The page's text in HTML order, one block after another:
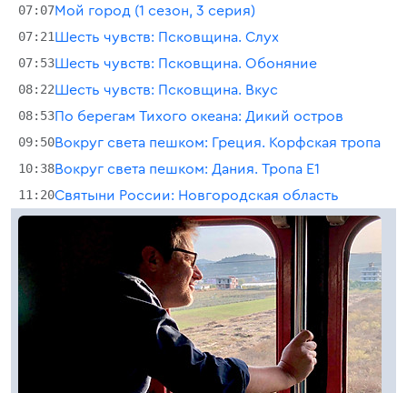
07:07Мой город (1 сезон, 3 серия)
07:21Шесть чувств: Псковщина. Слух
07:53Шесть чувств: Псковщина. Обоняние
08:22Шесть чувств: Псковщина. Вкус
08:53По берегам Тихого океана: Дикий остров
09:50Вокруг света пешком: Греция. Корфская тропа
10:38Вокруг света пешком: Дания. Тропа Е1
11:20Святыни России: Новгородская область